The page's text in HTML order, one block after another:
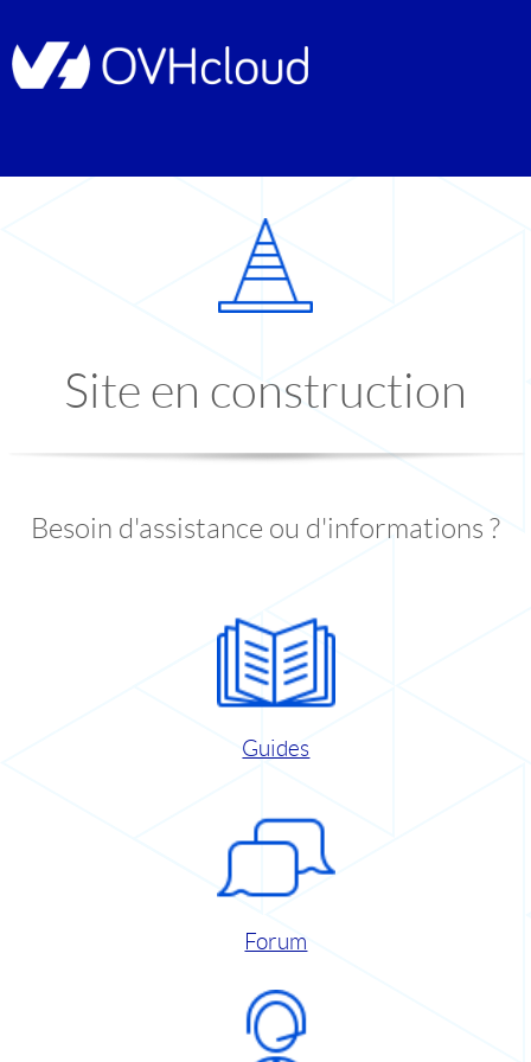
Site en construction
Besoin d'assistance ou d'informations ?
Guides
Forum